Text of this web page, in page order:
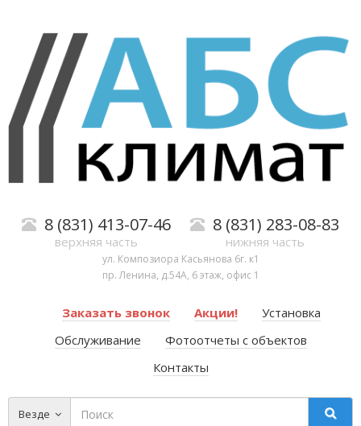
8 (831) 413-07-46
верхняя часть
8 (831) 283-08-83
нижняя часть
ул. Композиора Касьянова 6г. к1
пр. Ленина, д.54А, 6 этаж, офис 1
Заказать звонок Акции!
Установка
Обслуживание
Фотоотчеты с объектов
Контакты
Везде